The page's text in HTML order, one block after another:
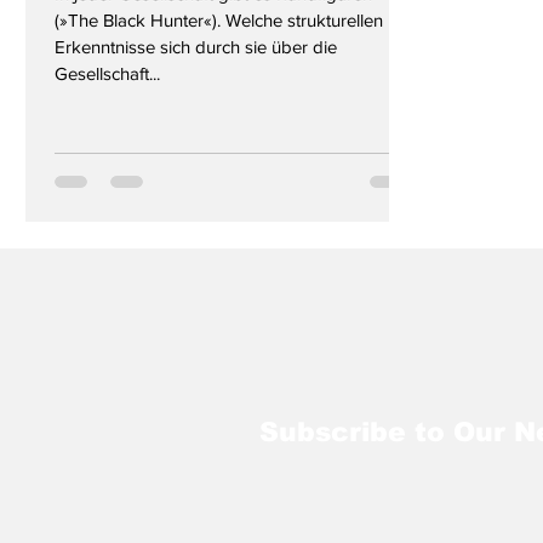
(»The Black Hunter«). Welche strukturellen
Erkenntnisse sich durch sie über die
Gesellschaft...